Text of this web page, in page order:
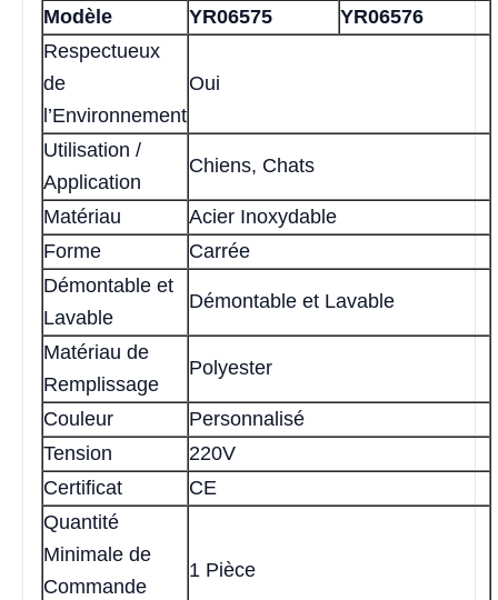
Modèle
YR06575
YR06576
Respectueux
de
l’Environnement
Oui
Utilisation /
Application
Chiens, Chats
Matériau
Acier Inoxydable
Forme
Carrée
Démontable et
Lavable
Démontable et Lavable
Matériau de
Remplissage
Polyester
Couleur
Personnalisé
Tension
220V
Certificat
CE
Quantité
Minimale de
Commande
1 Pièce